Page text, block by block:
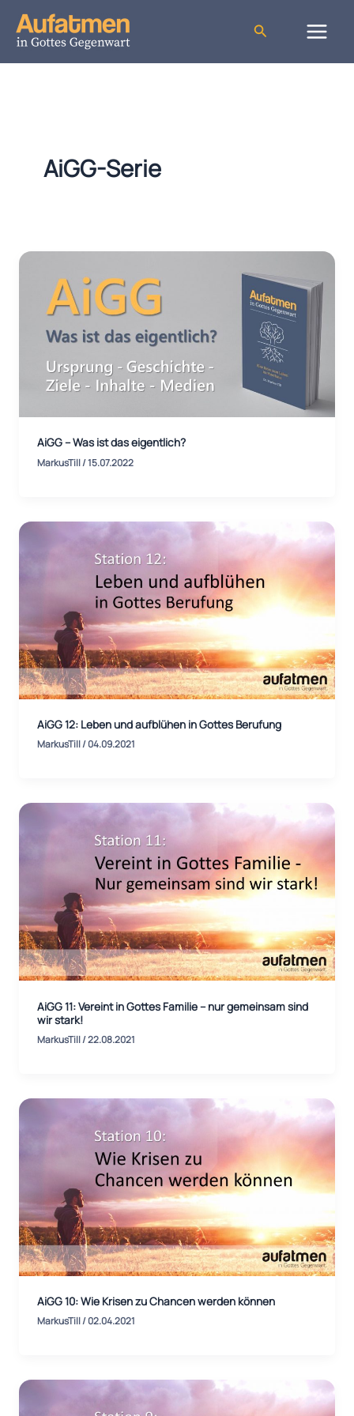
Inhalt
springen
Suchen
AiGG-Serie
AiGG – Was ist das eigentlich?
MarkusTill/15.07.2022
AiGG 12: Leben und aufblühen in Gottes Berufung
MarkusTill/04.09.2021
AiGG 11: Vereint in Gottes Familie – nur gemeinsam sind
wir stark!
MarkusTill/22.08.2021
AiGG 10: Wie Krisen zu Chancen werden können
MarkusTill/02.04.2021